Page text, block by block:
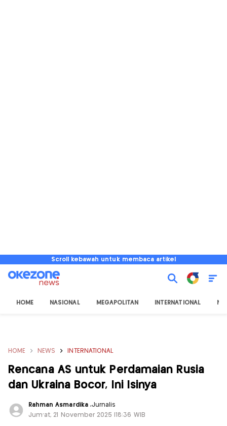
Scroll kebawah untuk membaca artikel
HOME NASIONAL MEGAPOLITAN INTERNATIONAL
HOME NEWS INTERNATIONAL
Rencana AS untuk Perdamaian Rusia
dan Ukraina Bocor, Ini Isinya
Rahman Asmardika ,Jurnalis
Jum'at, 21 November 2025 |18:36 WIB